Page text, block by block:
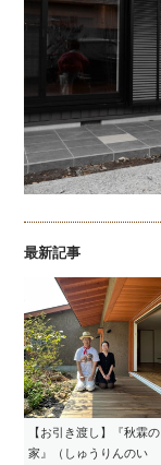
最新記事
【お引き渡し】『秋霖の
家』（しゅうりんのい